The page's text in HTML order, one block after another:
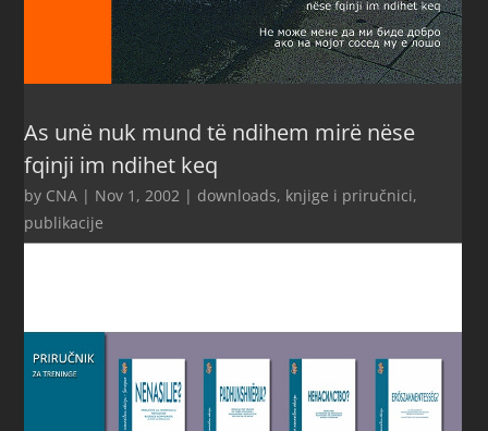
As unë nuk mund të ndihem mirë nëse
fqinji im ndihet keq
by CNA | Nov 1, 2002 | downloads, knjige i priručnici,
publikacije